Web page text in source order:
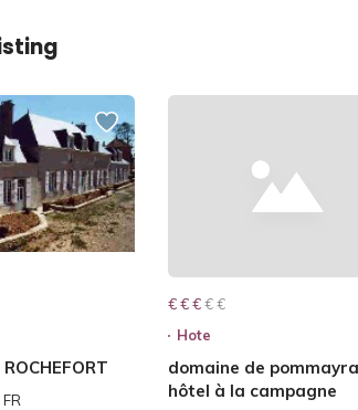
€ € € € €
€ € €
Hote
domaine de
hôtel à la campagne